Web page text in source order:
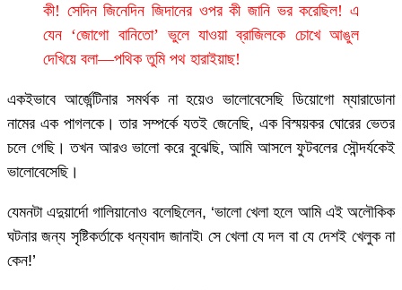
কী! সেদিন জিনেদিন জিদানের ওপর কী জানি ভর করেছিল! এ
যেন ‘জোগো বানিতো’ ভুলে যাওয়া ব্রাজিলকে চোখে আঙুল
দেখিয়ে বলা—পথিক তুমি পথ হারাইয়াছ!
একইভাবে আর্জেন্টিনার সমর্থক না হয়েও ভালোবেসেছি ডিয়োগো ম্যারাডোনা
নামের এক পাগলকে। তার সম্পর্কে যতই জেনেছি, এক বিস্ময়কর ঘোরের ভেতর
চলে গেছি। তখন আরও ভালো করে বুঝেছি, আমি আসলে ফুটবলের সৌন্দর্যকেই
ভালোবেসেছি।
যেমনটা এদুয়ার্দো গালিয়ানোও বলেছিলেন, ‘ভালো খেলা হলে আমি এই অলৌকিক
ঘটনার জন্য সৃষ্টিকর্তাকে ধন্যবাদ জানাই৷ সে খেলা যে দল বা যে দেশই খেলুক না
কেন!’